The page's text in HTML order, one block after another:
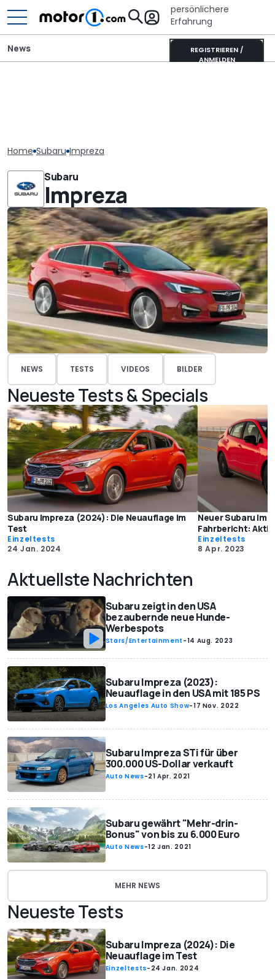
persönlichere
Erfahrung
REGISTRIEREN /
ANMELDEN
News
Home Subaru Impreza
Subaru
Impreza
NEWS TESTS VIDEOS BILDER
Neueste Tests & Specials
Subaru Impreza (2024): Die Neuauflage im
Test
Einzeltests
24 Jan. 2024
Neuer Subaru
Fahrbericht:
Einzeltests
8 Apr. 2023
Aktuellste Nachrichten
Subaru zeigt in den USA
bezaubernde neue Hunde-
Werbespots
Stars/Entertainment -14 Aug. 2023
Subaru Impreza (2023):
Neuauflage in den USA mit 185 PS
Los Angeles Auto Show-17 Nov. 2022
Subaru Impreza STi für über
300.000 US-Dollar verkauft
Auto News-21 Apr. 2021
Subaru gewährt "Mehr-drin-
Bonus" von bis zu 6.000 Euro
Auto News-12 Jan. 2021
MEHR NEWS
Neueste Tests
Subaru Impreza (2024): Die
Neuauflage im Test
Einzeltests- 24 Jan. 2024